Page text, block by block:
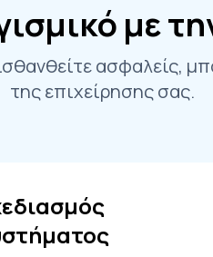
με
ασφαλείς,
της επιχείρησης σας.